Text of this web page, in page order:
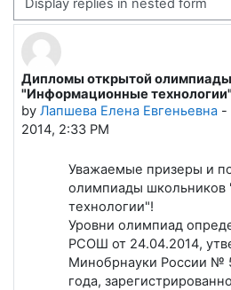
Display mode
Дипломы открытой
"Информационные технологии"
by Лапшева Елена Евгеньевна -
2014, 2:33 PM
Number of replies: 0
Уважаемые призеры и
олимпиады
технологии"!
Уровни олимпиад
РСОШ от 24.04.2014,
Минобрнауки России №
года,